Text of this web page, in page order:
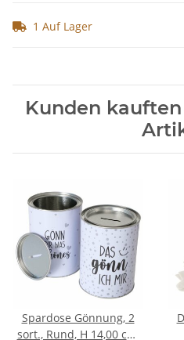
1 Auf Lager
Kunden
Spardose Gönnung, 2
sort., Rund, H 14,00 cm,